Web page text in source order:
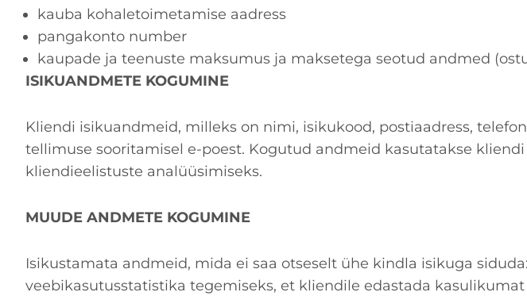
kauba kohaletoimetamise aadress
pangakonto number
kaupade ja teenuste maksumus ja maksetega seotud andmed
ISIKUANDMETE KOGUMINE
Kliendi isikuandmeid, milleks on nimi, isikukood, postiaadress,
tellimuse sooritamisel e-poest. Kogutud andmeid kasutatakse
kliendieelistuste analüüsimiseks.
MUUDE ANDMETE KOGUMINE
Isikustamata andmeid, mida ei saa otseselt ühe kindla isikuga
veebikasutusstatistika tegemiseks, et kliendile edastada